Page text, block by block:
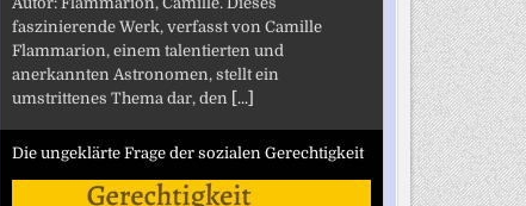
faszinierende Werk, verfasst von Camille
Flammarion, einem talentierten und
anerkannten Astronomen, stellt ein
umstrittenes Thema dar, den [...]
Die ungeklärte Frage der sozialen Gerechtigkeit